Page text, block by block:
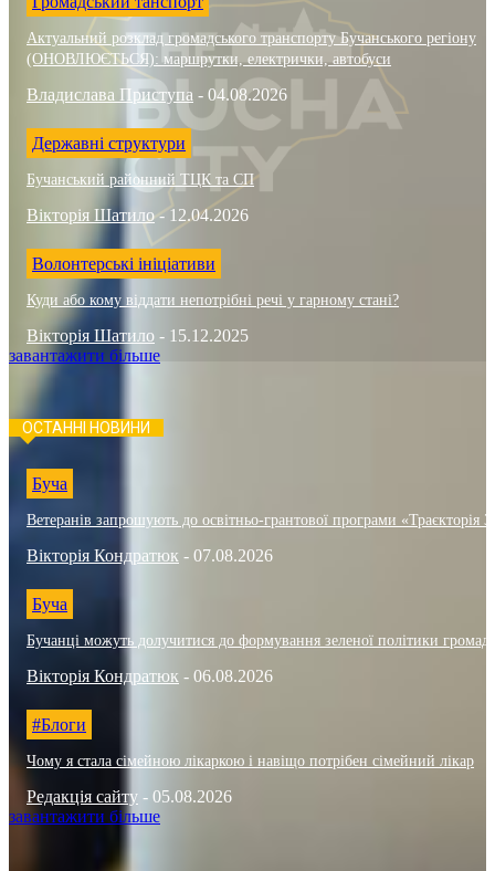
Актуальний розклад громадського транспорту Бучанського регіону
(ОНОВЛЮЄТЬСЯ): маршрутки, електрички, автобуси
Владислава Приступа - 04.08.2026
Державні структури
Бучанський районний ТЦК та СП
Вікторія Шатило - 12.04.2026
Волонтерські ініціативи
Куди або кому віддати непотрібні речі у гарному стані?
Вікторія Шатило - 15.12.2025
завантажити більше
ОСТАННІ НОВИНИ
Буча
Ветеранів запрошують до освітньо-грантової програми «Траєкторія
Вікторія Кондратюк - 07.08.2026
Буча
Бучанці можуть долучитися до формування зеленої політики
Вікторія Кондратюк - 06.08.2026
#Блоги
Чому я стала сімейною лікаркою і навіщо потрібен сімейний лікар
Редакція сайту - 05.08.2026
завантажити більше